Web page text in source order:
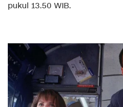
pukul 13.50 WIB.